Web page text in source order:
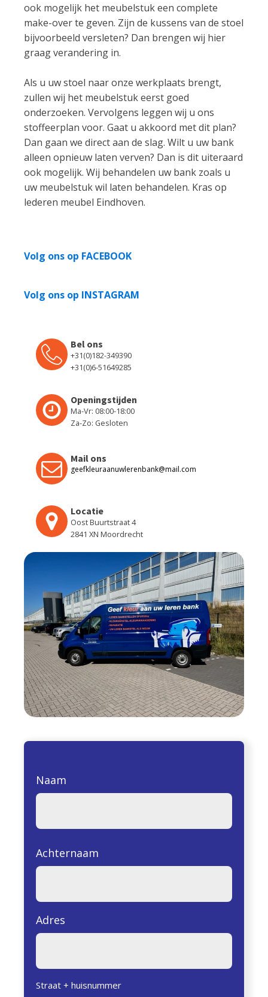
ook mogelijk het meubelstuk een complete
make-over te geven. Zijn de kussens van de stoel
bijvoorbeeld versleten? Dan brengen wij hier
graag verandering in.
Als u uw stoel naar onze werkplaats brengt,
zullen wij het meubelstuk eerst goed
onderzoeken. Vervolgens leggen wij u ons
stoffeerplan voor. Gaat u akkoord met dit plan?
Dan gaan we direct aan de slag. Wilt u uw bank
alleen opnieuw laten verven? Dan is dit uiteraard
ook mogelijk. Wij behandelen uw bank zoals u
uw meubelstuk wil laten behandelen. Kras op
lederen meubel Eindhoven.
Volg ons op FACEBOOK
Volg ons op INSTAGRAM
Bel ons
+31(0)182-349390
+31(0)6-51649285
Openingstijden
Ma-Vr: 08:00-18:00
Za-Zo: Gesloten
Mail ons
geefkleuraanuwlerenbank@mail.com
Locatie
Oost Buurtstraat 4
2841 XN Moordrecht
Naam
Achternaam
Adres
Straat + huisnummer